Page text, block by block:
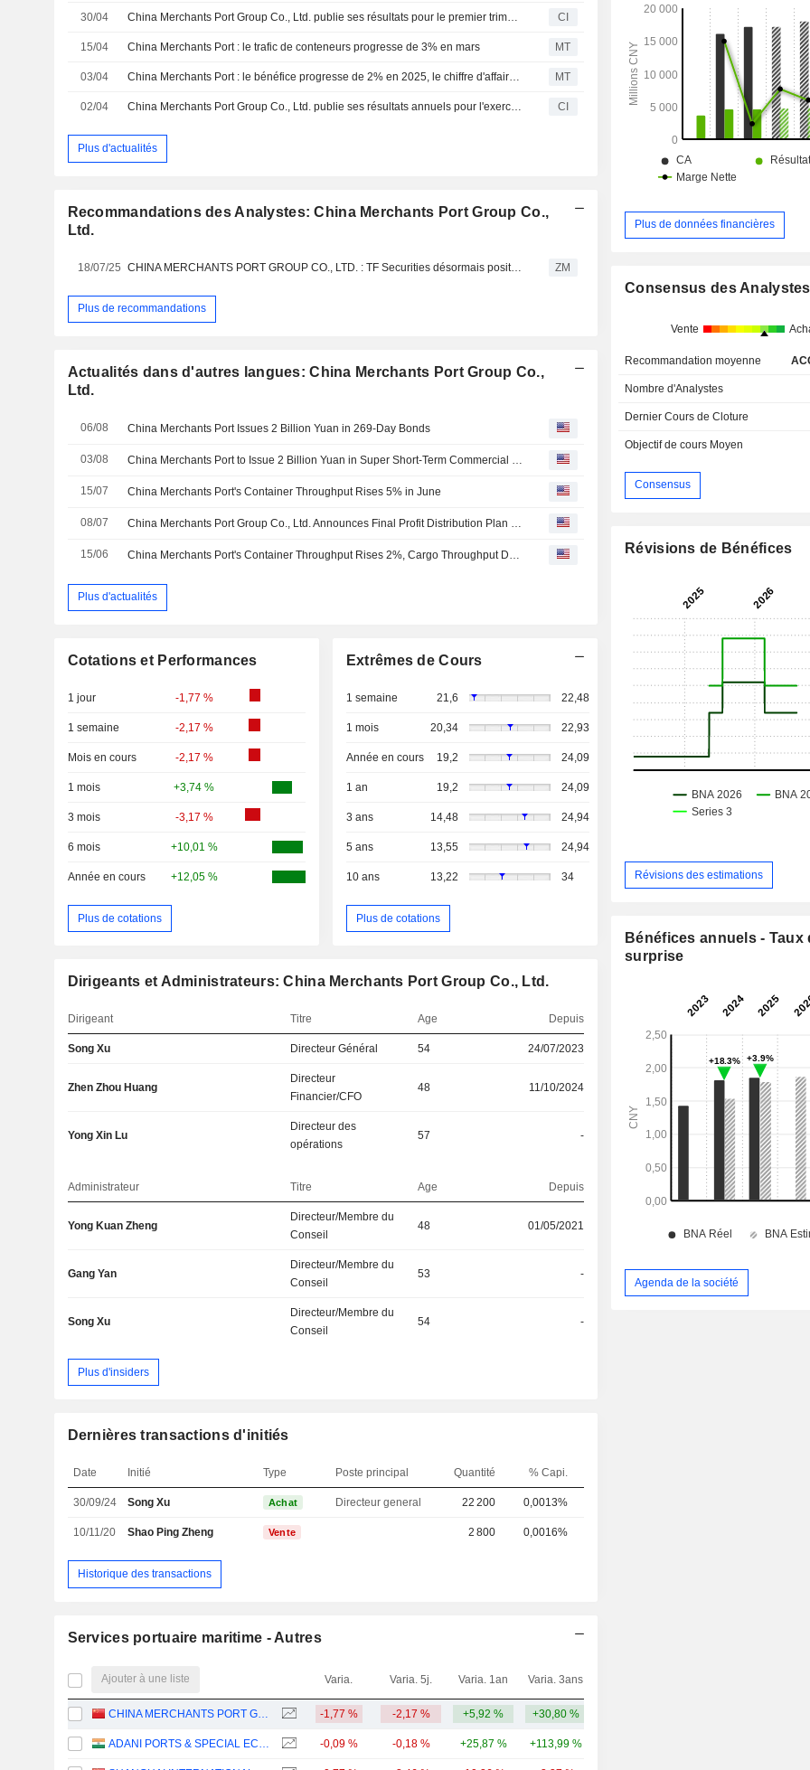
30/04 China Merchants Port Group Co., Ltd. publie ses résultats pour le premier trimestre clos le 31 mars 2026 CI
15/04 China Merchants Port : le trafic de conteneurs progresse de 3% en mars MT
03/04 China Merchants Port : le bénéfice progresse de 2% en 2025, le chiffre d'affaires grimpe de 7% MT
02/04 China Merchants Port Group Co., Ltd. publie ses résultats annuels pour l'exercice clos le 31 décembre 2025 CI
Plus d'actualités
Recommandations des Analystes: China Merchants Port Group Co.,
Ltd.
18/07/25 ZM
Plus de recommandations
Actualités dans d'autres langues: China Merchants Port Group Co.,
Ltd.
06/08 China Merchants Port Issues 2 Billion Yuan in 269-Day Bonds
03/08
15/07 China Merchants Port's Container Throughput Rises 5% in June
08/07
15/06
Plus d'actualités
Cotations et Performances
1 jour -1,77 %
1 semaine -2,17 %
Mois en cours -2,17 %
1 mois +3,74 %
3 mois -3,17 %
6 mois +10,01 %
Année en cours +12,05 %
Plus de cotations
Extrêmes de Cours
1 semaine 21,6 22,48
1 mois 20,34 22,93
Année en cours 19,2 24,09
1 an 19,2 24,09
3 ans 14,48 24,94
5 ans 13,55 24,94
10 ans 13,22 34
Plus de cotations
Dirigeants et Administrateurs: China Merchants Port Group Co., Ltd.
Dirigeant Titre Age Depuis
Song Xu Directeur Général 54 24/07/2023
Zhen Zhou Huang
Directeur
Financier/CFO
48 11/10/2024
Yong Xin Lu
Directeur des
opérations
57 -
Administrateur Titre Age Depuis
Yong Kuan Zheng
Directeur/Membre du
Conseil
48 01/05/2021
Gang Yan
Directeur/Membre du
Conseil
53 -
Song Xu
Directeur/Membre du
Conseil
54 -
Plus d'insiders
Dernières transactions d'initiés
Date Initié Type Poste principal Quantité % Capi.
30/09/24 Song Xu Achat Directeur general 22 200 0,0013%
10/11/20 Shao Ping Zheng Vente 2 800 0,0016%
Historique des transactions
Services portuaire maritime - Autres
Ajouter à une liste Varia. Varia. 5j. Varia. 1an Varia. 3ans
-1,77 % -2,17 % +5,92 % +30,80 %
-0,09 % -0,18 % +25,87 % +113,99 %
Plus de données financières
Consensus des Analystes
Vente
Recommandation moyenne
Nombre d'Analystes
Dernier Cours de Cloture
Objectif de cours Moyen
Consensus
Révisions de Bénéfices
Révisions des estimations
Bénéfices annuels - Taux
surprise
Agenda de la société